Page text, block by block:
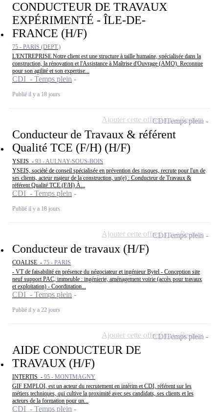
CONDUCTEUR DE TRAVAUX
EXPÉRIMENTÉ - ÎLE-DE-
FRANCE (H/F)
75 - PARIS (DEPT.)
L'ENTREPRISE Notre client est une structure à taille humaine, spécialisée dans la
construction, la rénovation et l'Assistance à Maîtrise d'Ouvrage (AMO). Reconnue
pour son agilité et son expertise...
CDI - Temps plein
Publié il y a 18 jours
Conducteur de Travaux & référent
Qualité TCE (F/H) (H/F)
YSEIS - 93 - AULNAY-SOUS-BOIS
YSEIS, société de conseil spécialisée en prévention des risques, recrute pour l'un de
ses clients, acteur majeur de la construction, un(e) : Conducteur de Travaux &
référent Qualité TCE (F/H) À...
CDI - Temps plein
Publié il y a 18 jours
CDITemps plein
Ajouter cette offre à ma sélection
Conducteur de travaux (H/F)
COALISE - 75 - PARIS
- VT de faisabilité en présence du négociateur et ingénieur Bytel - Conception site
neuf support PAC, immeuble : ingénierie, aménagement voirie (accès pour travaux
et exploitation) - Coordination...
CDI - Temps plein
Publié il y a 22 jours
CDITemps plein
Ajouter cette offre à ma sélection
AIDE CONDUCTEUR DE
TRAVAUX (H/F)
INTERTIS - 95 - MONTMAGNY
GIF EMPLOI, est un acteur du recrutement en intérim et CDI, référent sur les
métiers techniques, qui cultive la proximité avec ses candidats, ses clients et les
acteurs de la formation pour un...
CDI - Temps plein
CDITemps plein
Ajouter cette offre à ma sélection